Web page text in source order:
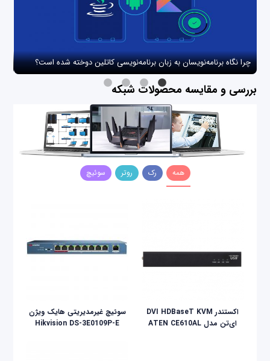
چرا نگاه برنامه‌نویسان به زبان برنامه‌نویسی کاتلین دوخته شده است؟
بررسی و مقایسه محصولات شبکه
همه رک روتر سوئیچ
اکستندر DVI HDBaseT KVM
ای‌تن مدل ATEN CE610AL
سوئیچ غیرمدیریتی هایک ویژن
Hikvision DS-3E0109P-E